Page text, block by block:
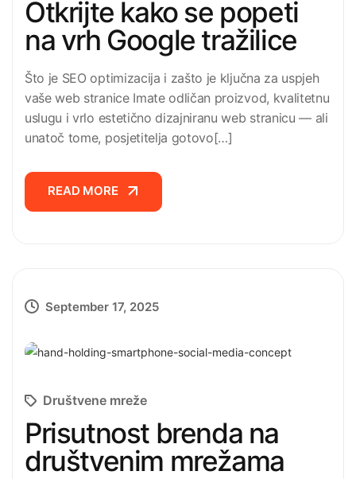
Otkrijte kako se popeti
na vrh Google tražilice
Što je SEO optimizacija i zašto je ključna za uspjeh
vaše web stranice Imate odličan proizvod, kvalitetnu
uslugu i vrlo estetično dizajniranu web stranicu — ali
unatoč tome, posjetitelja gotovo[…]
READ MORE
September 17, 2025
Društvene mreže
Prisutnost brenda na
društvenim mrežama